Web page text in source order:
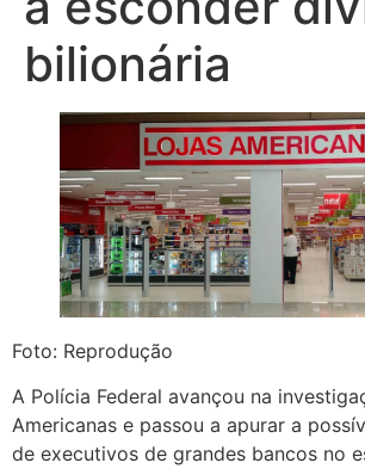
bilionária
Foto: Reprodução
A Polícia Federal avançou na
Americanas e passou a apurar a
de executivos de grandes bancos no